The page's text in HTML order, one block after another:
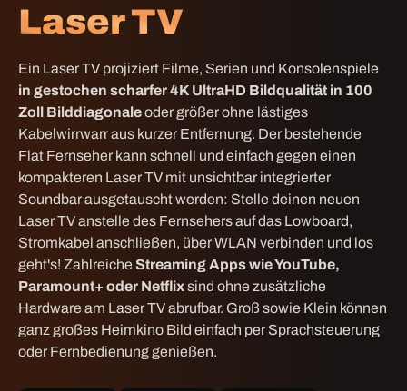
Laser TV
Ein Laser TV projiziert Filme, Serien und Konsolenspiele
in gestochen scharfer4K UltraHD Bildqualität in 100
Zoll Bilddiagonaleoder größer ohne lästiges
Kabelwirrwarr aus kurzer Entfernung. Der bestehende
Flat Fernseher kann schnell und einfach gegen einen
kompakteren Laser TV mit unsichtbar integrierter
Soundbar ausgetauscht werden: Stelle deinen neuen
Laser TV anstelle des Fernsehers auf das Lowboard,
Stromkabel anschließen, über WLAN verbinden und los
geht's! Zahlreiche Streaming Apps wie YouTube,
Paramount+ oder Netflixsind ohne zusätzliche
Hardware am Laser TV abrufbar. Groß sowie Klein können
ganz großes Heimkino Bild einfach per Sprachsteuerung
oder Fernbedienung genießen.